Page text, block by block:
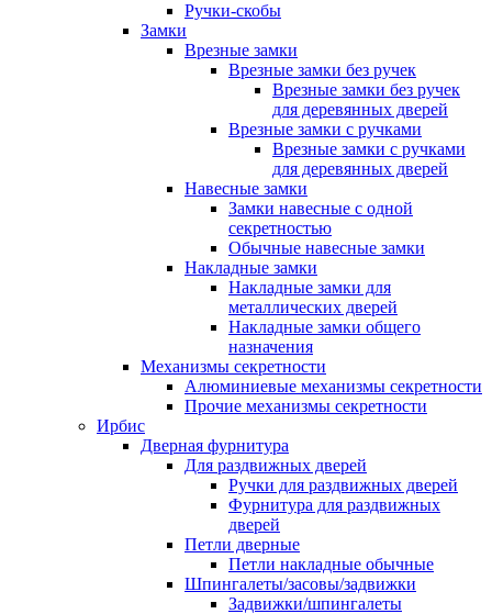
Ручки-скобы
Замки
Врезные замки
Врезные замки без ручек
Врезные замки без ручек
для деревянных дверей
Врезные замки с ручками
Врезные замки с ручками
для деревянных дверей
Навесные замки
Замки навесные с одной
секретностью
Обычные навесные замки
Накладные замки
Накладные замки для
металлических дверей
Накладные замки общего
назначения
Механизмы секретности
Алюминиевые механизмы секретности
Прочие механизмы секретности
Ирбис
Дверная фурнитура
Для раздвижных дверей
Ручки для раздвижных дверей
Фурнитура для раздвижных
дверей
Петли дверные
Петли накладные обычные
Шпингалеты/засовы/задвижки
Задвижки/шпингалеты